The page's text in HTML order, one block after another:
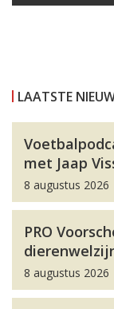
LAATSTE
met Jaap
8 augustus 2026
PRO
8 augustus 2026